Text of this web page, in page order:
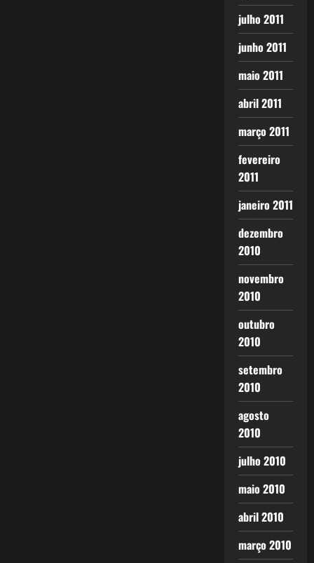
julho 2011
junho 2011
maio 2011
abril 2011
março 2011
fevereiro
2011
janeiro 2011
dezembro
2010
novembro
2010
outubro
2010
setembro
2010
agosto
2010
julho 2010
maio 2010
abril 2010
março 2010